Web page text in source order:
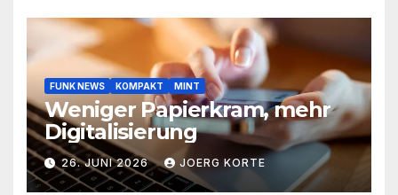
FUNK NEWS KOMPAKT MINT
Weniger Papierkram, mehr
Digitalisierung
26. JUNI 2026 JOERG KORTE